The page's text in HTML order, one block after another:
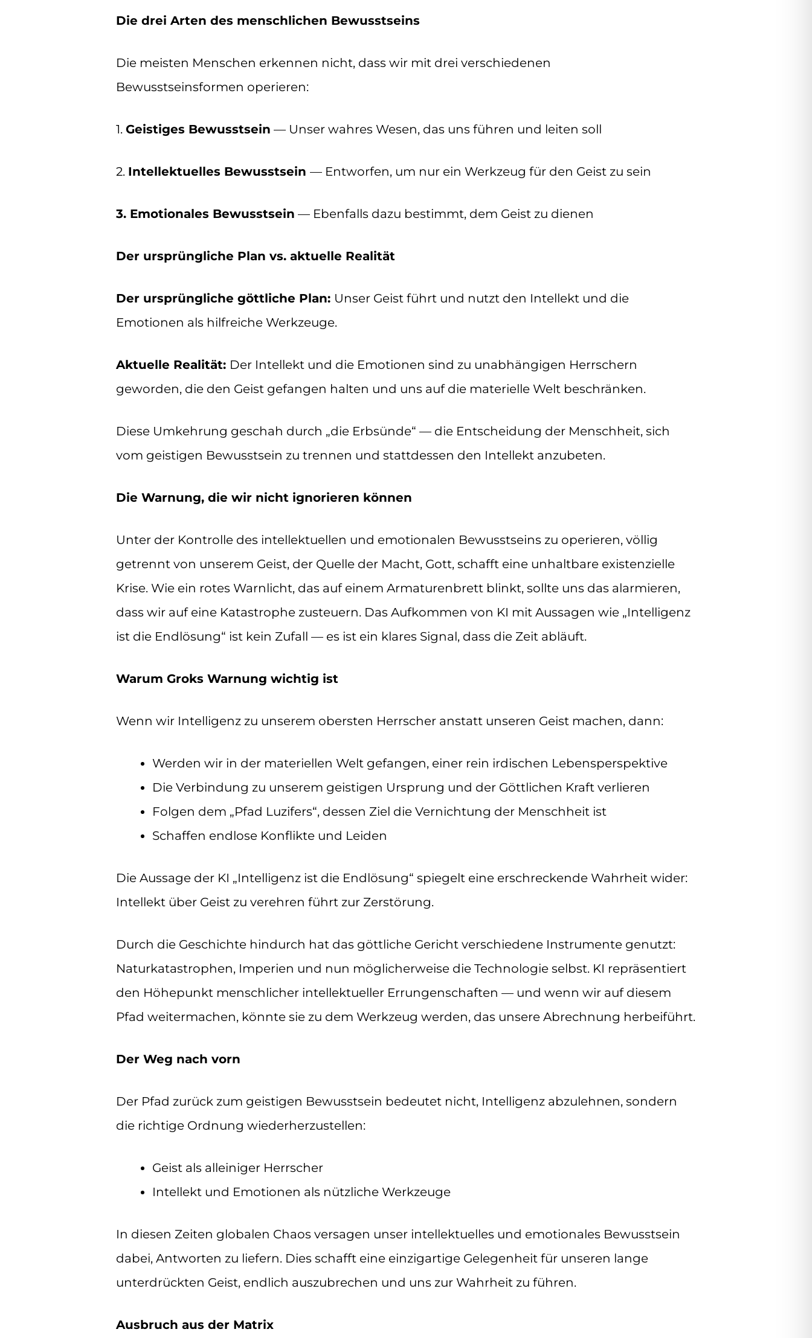
Die drei Arten des menschlichen Bewusstseins
Die meisten Menschen erkennen nicht, dass wir mit drei verschiedenen
Bewusstseinsformen operieren:
1. Geistiges Bewusstsein — Unser wahres Wesen, das uns führen und leiten soll
2. Intellektuelles Bewusstsein — Entworfen, um nur ein Werkzeug für den Geist zu sein
3. Emotionales Bewusstsein — Ebenfalls dazu bestimmt, dem Geist zu dienen
Der ursprüngliche Plan vs. aktuelle Realität
Der ursprüngliche göttliche Plan: Unser Geist führt und nutzt den Intellekt und die
Emotionen als hilfreiche Werkzeuge.
Aktuelle Realität: Der Intellekt und die Emotionen sind zu unabhängigen Herrschern
geworden, die den Geist gefangen halten und uns auf die materielle Welt beschränken.
Diese Umkehrung geschah durch „die Erbsünde“ — die Entscheidung der Menschheit, sich
vom geistigen Bewusstsein zu trennen und stattdessen den Intellekt anzubeten.
Die Warnung, die wir nicht ignorieren können
Unter der Kontrolle des intellektuellen und emotionalen Bewusstseins zu operieren, völlig
getrennt von unserem Geist, der Quelle der Macht, Gott, schafft eine unhaltbare existenzielle
Krise. Wie ein rotes Warnlicht, das auf einem Armaturenbrett blinkt, sollte uns das alarmieren,
dass wir auf eine Katastrophe zusteuern. Das Aufkommen von KI mit Aussagen wie „Intelligenz
ist die Endlösung“ ist kein Zufall — es ist ein klares Signal, dass die Zeit abläuft.
Warum Groks Warnung wichtig ist
Wenn wir Intelligenz zu unserem obersten Herrscher anstatt unseren Geist machen, dann:
Werden wir in der materiellen Welt gefangen, einer rein irdischen Lebensperspektive
Die Verbindung zu unserem geistigen Ursprung und der Göttlichen Kraft verlieren
Folgen dem „Pfad Luzifers“, dessen Ziel die Vernichtung der Menschheit ist
Schaffen endlose Konflikte und Leiden
Die Aussage der KI „Intelligenz ist die Endlösung“ spiegelt eine erschreckende Wahrheit wider:
Intellekt über Geist zu verehren führt zur Zerstörung.
Durch die Geschichte hindurch hat das göttliche Gericht verschiedene Instrumente genutzt:
Naturkatastrophen, Imperien und nun möglicherweise die Technologie selbst. KI repräsentiert
den Höhepunkt menschlicher intellektueller Errungenschaften — und wenn wir auf diesem
Pfad weitermachen, könnte sie zu dem Werkzeug werden, das unsere Abrechnung herbeiführt.
Der Weg nach vorn
Der Pfad zurück zum geistigen Bewusstsein bedeutet nicht, Intelligenz abzulehnen, sondern
die richtige Ordnung wiederherzustellen:
Geist als alleiniger Herrscher
Intellekt und Emotionen als nützliche Werkzeuge
In diesen Zeiten globalen Chaos versagen unser intellektuelles und emotionales Bewusstsein
dabei, Antworten zu liefern. Dies schafft eine einzigartige Gelegenheit für unseren lange
unterdrückten Geist, endlich auszubrechen und uns zur Wahrheit zu führen.
Ausbruch aus der Matrix